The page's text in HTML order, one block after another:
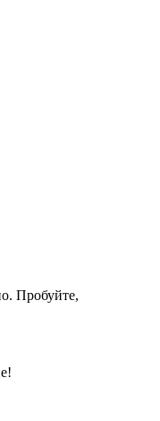
Пробуйте,